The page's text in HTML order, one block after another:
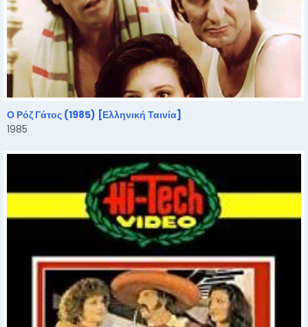
Ο Ρόζ Γάτος (1985) [Ελληνική Ταινία]
1985